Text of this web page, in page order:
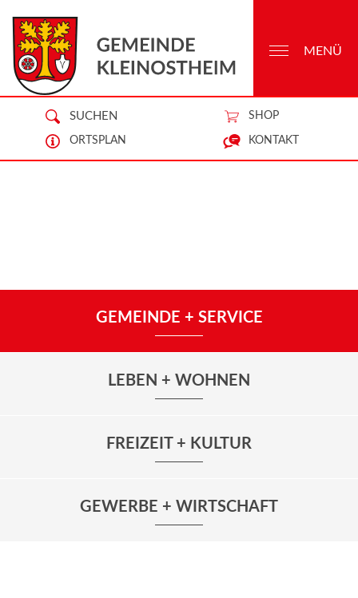
SUCHEN SHOP
ORTSPLAN KONTAKT
MENÜ
GEMEINDE + SERVICE
LEBEN + WOHNEN
FREIZEIT + KULTUR
GEWERBE + WIRTSCHAFT